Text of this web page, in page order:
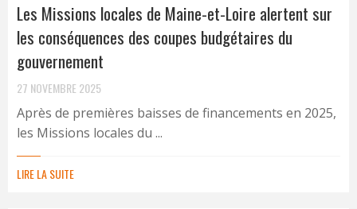
Les Missions locales de Maine-et-Loire alertent sur
les conséquences des coupes budgétaires du
gouvernement
27 NOVEMBRE 2025
Après de premières baisses de financements en 2025,
les Missions locales du ...
LIRE LA SUITE